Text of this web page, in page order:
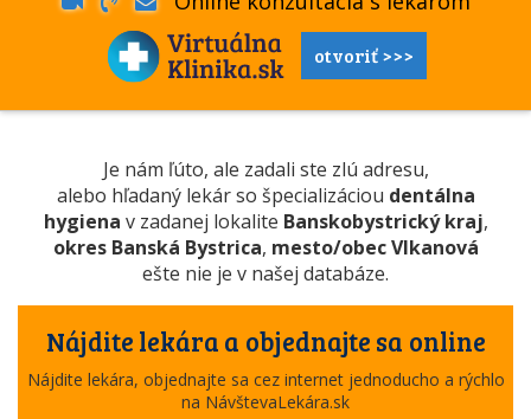
otvoriť >>>
Je nám ľúto, ale zadali ste zlú adresu,
alebo hľadaný lekár so špecializáciou dentálna
hygiena v zadanej lokalite Banskobystrický kraj,
okres Banská Bystrica, mesto/obec Vlkanová
ešte nie je v našej databáze.
Nájdite lekára a objednajte sa online
Nájdite lekára, objednajte sa cez internet jednoducho a rýchlo
na NávštevaLekára.sk